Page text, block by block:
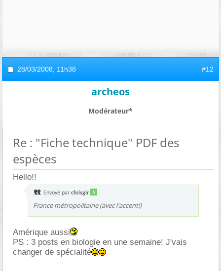
28/03/2008, 11h38 #12
archeos
Modérateur*
Re : "Fiche technique" PDF des
espèces
Hello!!
Envoyé par chrisgir
France métropolitaine (avec l'accent!)
Amérique aussi
PS : 3 posts en biologie en une semaine! J'vais
changer de spécialité